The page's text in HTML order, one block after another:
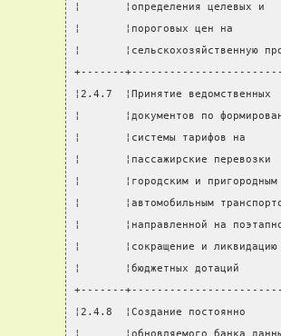
¦       ¦определения
¦       ¦пороговых цен
¦
+-------
¦2.4.7  ¦Принятие
¦       ¦документов по
¦       ¦системы тарифов на
¦       ¦пассажирские
¦       ¦городским и
¦       ¦автомобильным
¦       ¦направленной на
¦       ¦сокращение и
¦       ¦бюджетных
+-------
¦2.4.8  ¦Создание постоянно